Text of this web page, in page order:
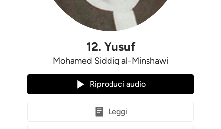
12. Yusuf
Mohamed Siddiq al-Minshawi
Riproduci audio
Leggi